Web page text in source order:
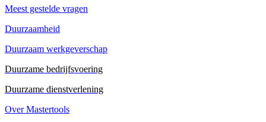
Meest gestelde vragen
Duurzaamheid
Duurzaam werkgeverschap
Duurzame bedrijfsvoering
Duurzame dienstverlening
Over Mastertools